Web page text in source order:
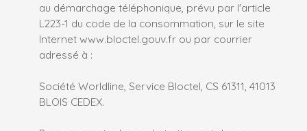
au démarchage téléphonique, prévu par l'article
L223-1 du code de la consommation, sur le site
Internet www.bloctel.gouv.fr ou par courrier
adressé à :
Société Worldline, Service Bloctel, CS 61311, 41013
BLOIS CEDEX.